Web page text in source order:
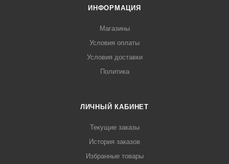
ИНФОРМАЦИЯ
Магазины
Условия оплаты
Условия доставки
Политика
ЛИЧНЫЙ КАБИНЕТ
Текущие заказы
История заказов
Избранные товары